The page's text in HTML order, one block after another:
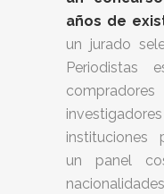
años de
un jurado
Periodistas
instituciones
un panel